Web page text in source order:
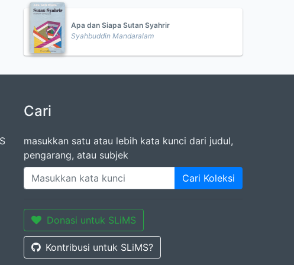
Apa dan Siapa Sutan Syahrir
Syahbuddin Mandaralam
Cari
masukkan satu atau lebih kata kunci dari judul,
pengarang, atau subjek
Cari Koleksi
Donasi untuk SLiMS
Kontribusi untuk SLiMS?